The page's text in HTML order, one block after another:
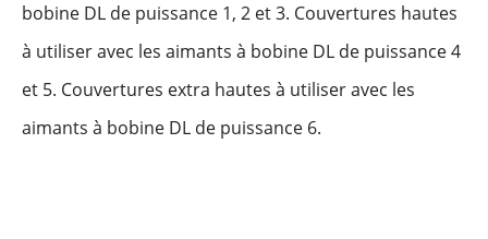
bobine DL de puissance 1, 2 et 3. Couvertures hautes
à utiliser avec les aimants à bobine DL de puissance 4
et 5. Couvertures extra hautes à utiliser avec les
aimants à bobine DL de puissance 6.